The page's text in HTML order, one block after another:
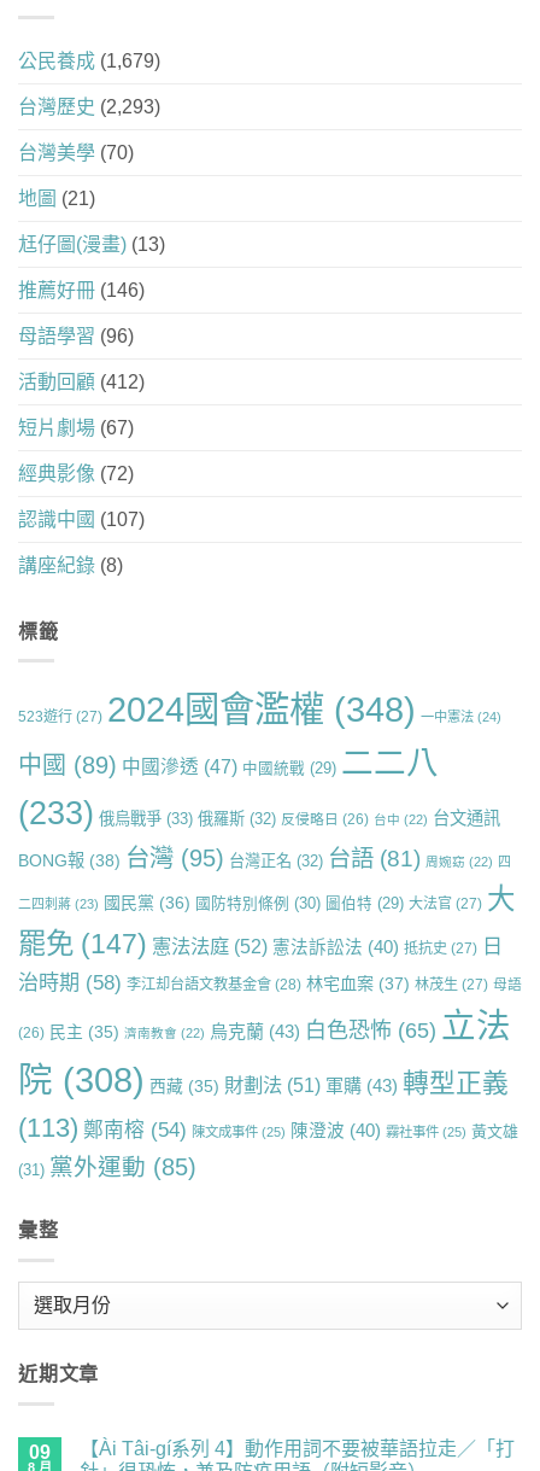
公民養成 (1,679)
台灣歷史 (2,293)
台灣美學 (70)
地圖 (21)
尪仔圖(漫畫) (13)
推薦好冊 (146)
母語學習 (96)
活動回顧 (412)
短片劇場 (67)
經典影像 (72)
認識中國 (107)
講座紀錄 (8)
標籤
523遊行 (27) 2024國會濫權 (348) 一中憲法 (24)
中國 (89) 中國滲透 (47) 中國統戰 (29) 二二八
(233) 俄烏戰爭 (33) 俄羅斯 (32) 反侵略日 (26) 台中 (22) 台文通訊
BONG報 (38) 台灣 (95) 台灣正名 (32) 台語 (81) 周婉窈 (22) 四
二四刺蔣 (23) 國民黨 (36) 國防特別條例 (30) 圖伯特 (29) 大法官 (27) 大
罷免 (147) 憲法法庭 (52) 憲法訴訟法 (40) 抵抗史 (27) 日
治時期 (58) 李江却台語文教基金會 (28) 林宅血案 (37) 林茂生 (27) 母語
(26) 民主 (35) 濟南教會 (22) 烏克蘭 (43) 白色恐怖 (65) 立法
院 (308) 西藏 (35) 財劃法 (51) 軍購 (43) 轉型正義
(113) 鄭南榕 (54) 陳文成事件 (25) 陳澄波 (40) 霧社事件 (25) 黃文雄
(31) 黨外運動 (85)
彙整
近期文章
09
8 月
【Ài Tâi-gí系列 4】動作用詞不要被華語拉走／「打